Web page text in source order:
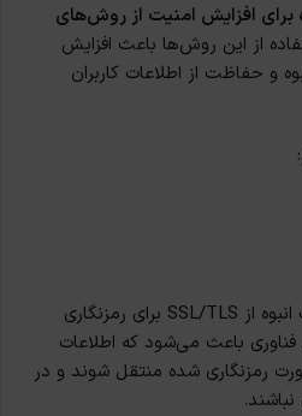
برای افزایش امنیت از روش‌های
از این روش‌ها باعث افزایش
و حفاظت از اطلاعات کاربران
بسیاری از سامانه‌ ارسال پیامک انبوه از SSL/TLS برای رمزنگاری
فناوری باعث می‌شود که اطلاعات
رمزنگاری شده منتقل شوند و در